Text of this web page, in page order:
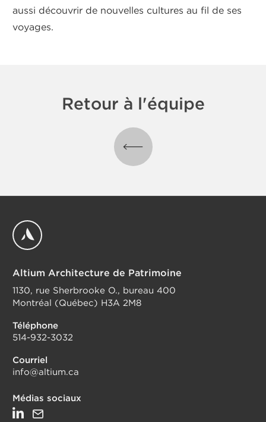
aussi découvrir de nouvelles cultures au fil de ses
voyages.
Retour à l'équipe
Retour à l'équipe
Altium Architecture de Patrimoine
1130, rue Sherbrooke O., bureau 400
Montréal (Québec) H3A 2M8
Téléphone
514-932-3032
Courriel
info@altium.ca
Médias sociaux